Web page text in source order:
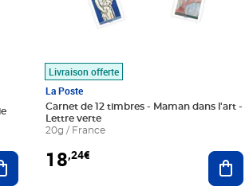
Ajouter au panier
Livraison offerte
La Poste
Carnet de 12 timbres - Maman dans l'art -
Lettre verte
20g / France
18,24€